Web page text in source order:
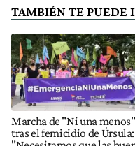
TAMBIÉN TE PUEDE
Marcha de "Ni una menos"
tras el femicidio de Úrsula: